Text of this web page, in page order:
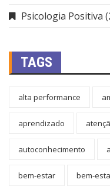
Psicologia Positiva
TAGS
alta performance
aprendizado
autoconhecimento
bem-estar bem-